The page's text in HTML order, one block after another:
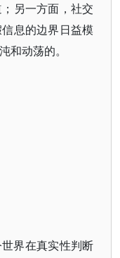
另一方面，社交
息的边界日益模
和动荡的。
界在真实性判断